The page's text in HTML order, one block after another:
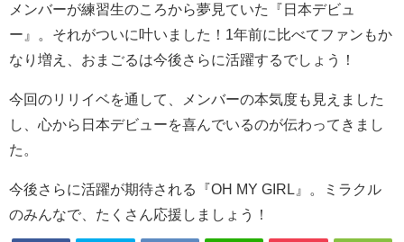
メンバーが練習生のころから夢見ていた『日本デビュ
ー』。それがついに叶いました！1年前に比べてファンもか
なり増え、おまごるは今後さらに活躍するでしょう！
今回のリリイベを通して、メンバーの本気度も見えました
し、心から日本デビューを喜んでいるのが伝わってきまし
た。
今後さらに活躍が期待される『OH MY GIRL』。ミラクル
のみんなで、たくさん応援しましょう！